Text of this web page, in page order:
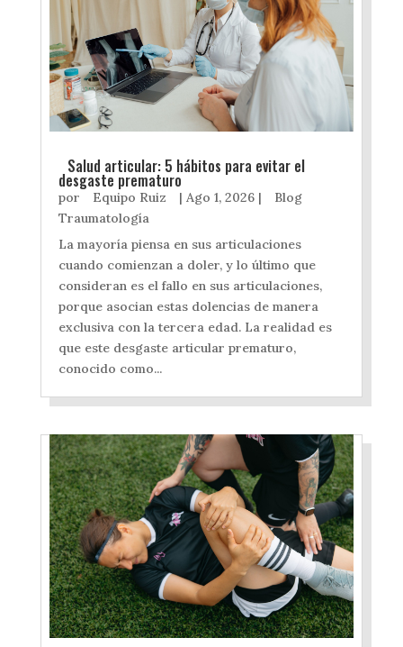
Salud articular: 5 hábitos para evitar el
desgaste prematuro
por Equipo Ruiz | Ago 1, 2026|
Blog
Traumatología
La mayoría piensa en sus articulaciones
cuando comienzan a doler, y lo último que
consideran es el fallo en sus articulaciones,
porque asocian estas dolencias de manera
exclusiva con la tercera edad. La realidad es
que este desgaste articular prematuro,
conocido como...